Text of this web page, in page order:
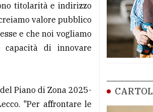
titolarità e indirizzo
valore pubblico
e che noi vogliamo
capacità di innovare
Piano di Zona 2025-
"Per affrontare le